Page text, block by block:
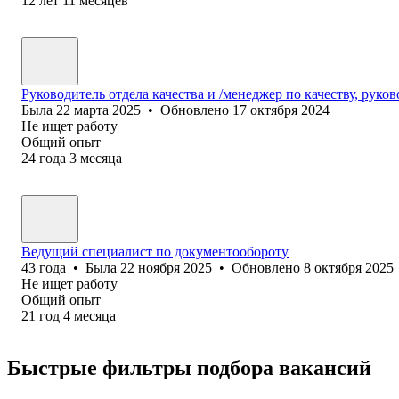
Руководитель отдела качества и /менеджер по качеству,
Была 22 марта 2025 • Обновлено 17 октября 2024
Не ищет работу
Общий опыт
24 года 3 месяца
Ведущий специалист по документообороту
43 года • Была 22 ноября 2025 • Обновлено 8 октября 2025
Не ищет работу
Общий опыт
21 год 4 месяца
Быстрые фильтры подбора вакансий